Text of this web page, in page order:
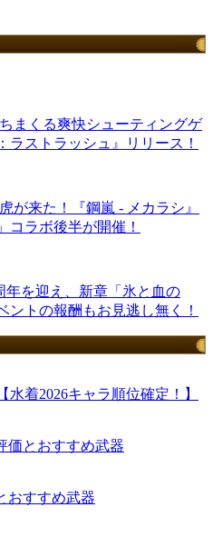
まくる爽快シューティングゲ
ラストラッシュ』リリース！
が来た！『鋼嵐 - メカラシ』
コラボ後半が開催！
年を迎え、新章「氷と血の
ントの報酬もお見逃し無く！
着2026キャラ順位確定！】
価とおすすめ武器
おすすめ武器